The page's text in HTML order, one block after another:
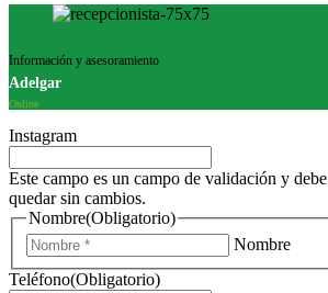
Información y asesoramiento
Adelgar
Online
Instagram
Este campo es un campo de validación y debe
quedar sin cambios.
Nombre(Obligatorio)
Nombre
Teléfono(Obligatorio)